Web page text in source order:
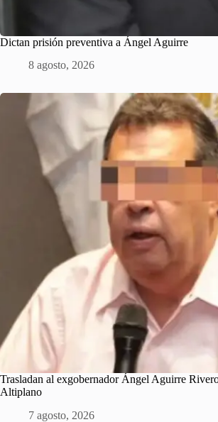
Dictan prisión preventiva a Ángel Aguirre
8 agosto, 2026
Trasladan al exgobernador Ángel Aguirre
Altiplano
7 agosto, 2026